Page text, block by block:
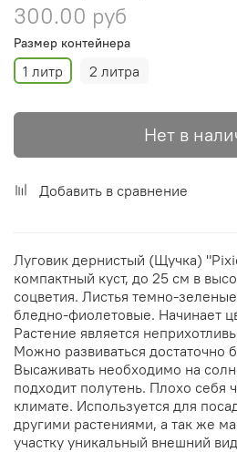
300.00 руб
Размер контейнера
1 литр 2 литра
Нет в
Добавить в сравнение
Луговик дернистый (Щучка)
компактный куст, до 25 см в
соцветия. Листья темно-
бледно-фиолетовые. Начинает
Растение является
Можно развиваться достаточно
Высаживать необходимо на
подходит полутень. Плохо себя
климате. Используется для
другими растениями, а так же
участку уникальный внешний